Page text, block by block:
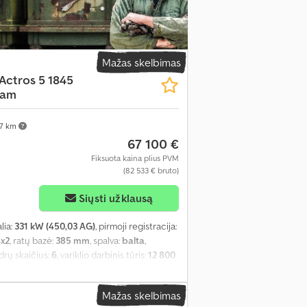
Prabangi apatinė dviaukštė gulta.
lova. Techninės specifikacijos
2023-08-21 Stabilumo kontrolės
5. Priekinės ašies padangos 315/70 R22.5.
Gamyklinis penktojo rato sukabinimo
ratų išdėstymas 4x2. 790 l + 120 l
Antras bakas, 430 l, dešinėje, 735 x 700 x
duomenų centras 7. Sąsaja
Halogeniniai rūko žibintai. LED dienos
dešinė - 13 mm Galinė kairė vidinė - 6
- 6 mm
Mažas skelbimas
km
5 1845
67 100 €
Fiksuota kaina plius PVM
(82 533 € bruto)
Siųsti užklausą
331 kW (450,03 AG), pirmoji registracija:
, ratų bazė: 385 mm , spalva: balta
skaičius: 6 , variklio darbinis tūris:12 800
vairo stiprintuvas
sistema. L formos kabina BigSpace,
Variklis OM471, 6 cilindrų eilėje,
Mažas skelbimas